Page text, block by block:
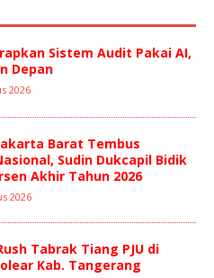
Sistem Audit Pakai AI,
Depan
2026
Barat Tembus
Sudin Dukcapil Bidik
Akhir Tahun 2026
2026
Tabrak Tiang PJU di
Kab. Tangerang